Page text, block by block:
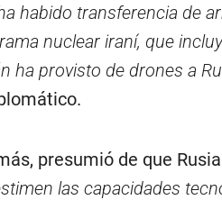
habido transferencia de
nuclear iraní, que
ha provisto de drones a
presumió de que Rusia
las capacidades